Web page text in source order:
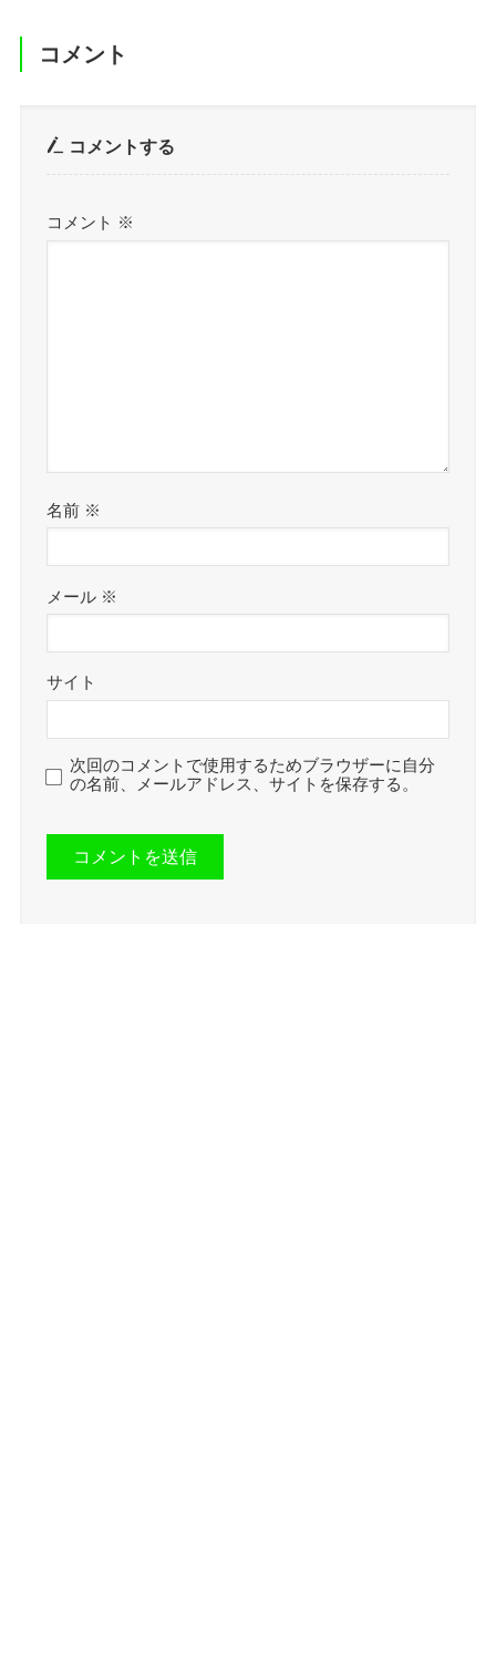
コメント
コメントする
コメント ※
名前 ※
メール ※
サイト
次回のコメントで使用するためブラウザーに自分
の名前、メールアドレス、サイトを保存する。